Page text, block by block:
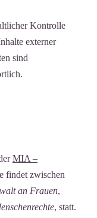
Kontrolle
externer
sind
MIA –
findet zwischen
an Frauen,
, statt.